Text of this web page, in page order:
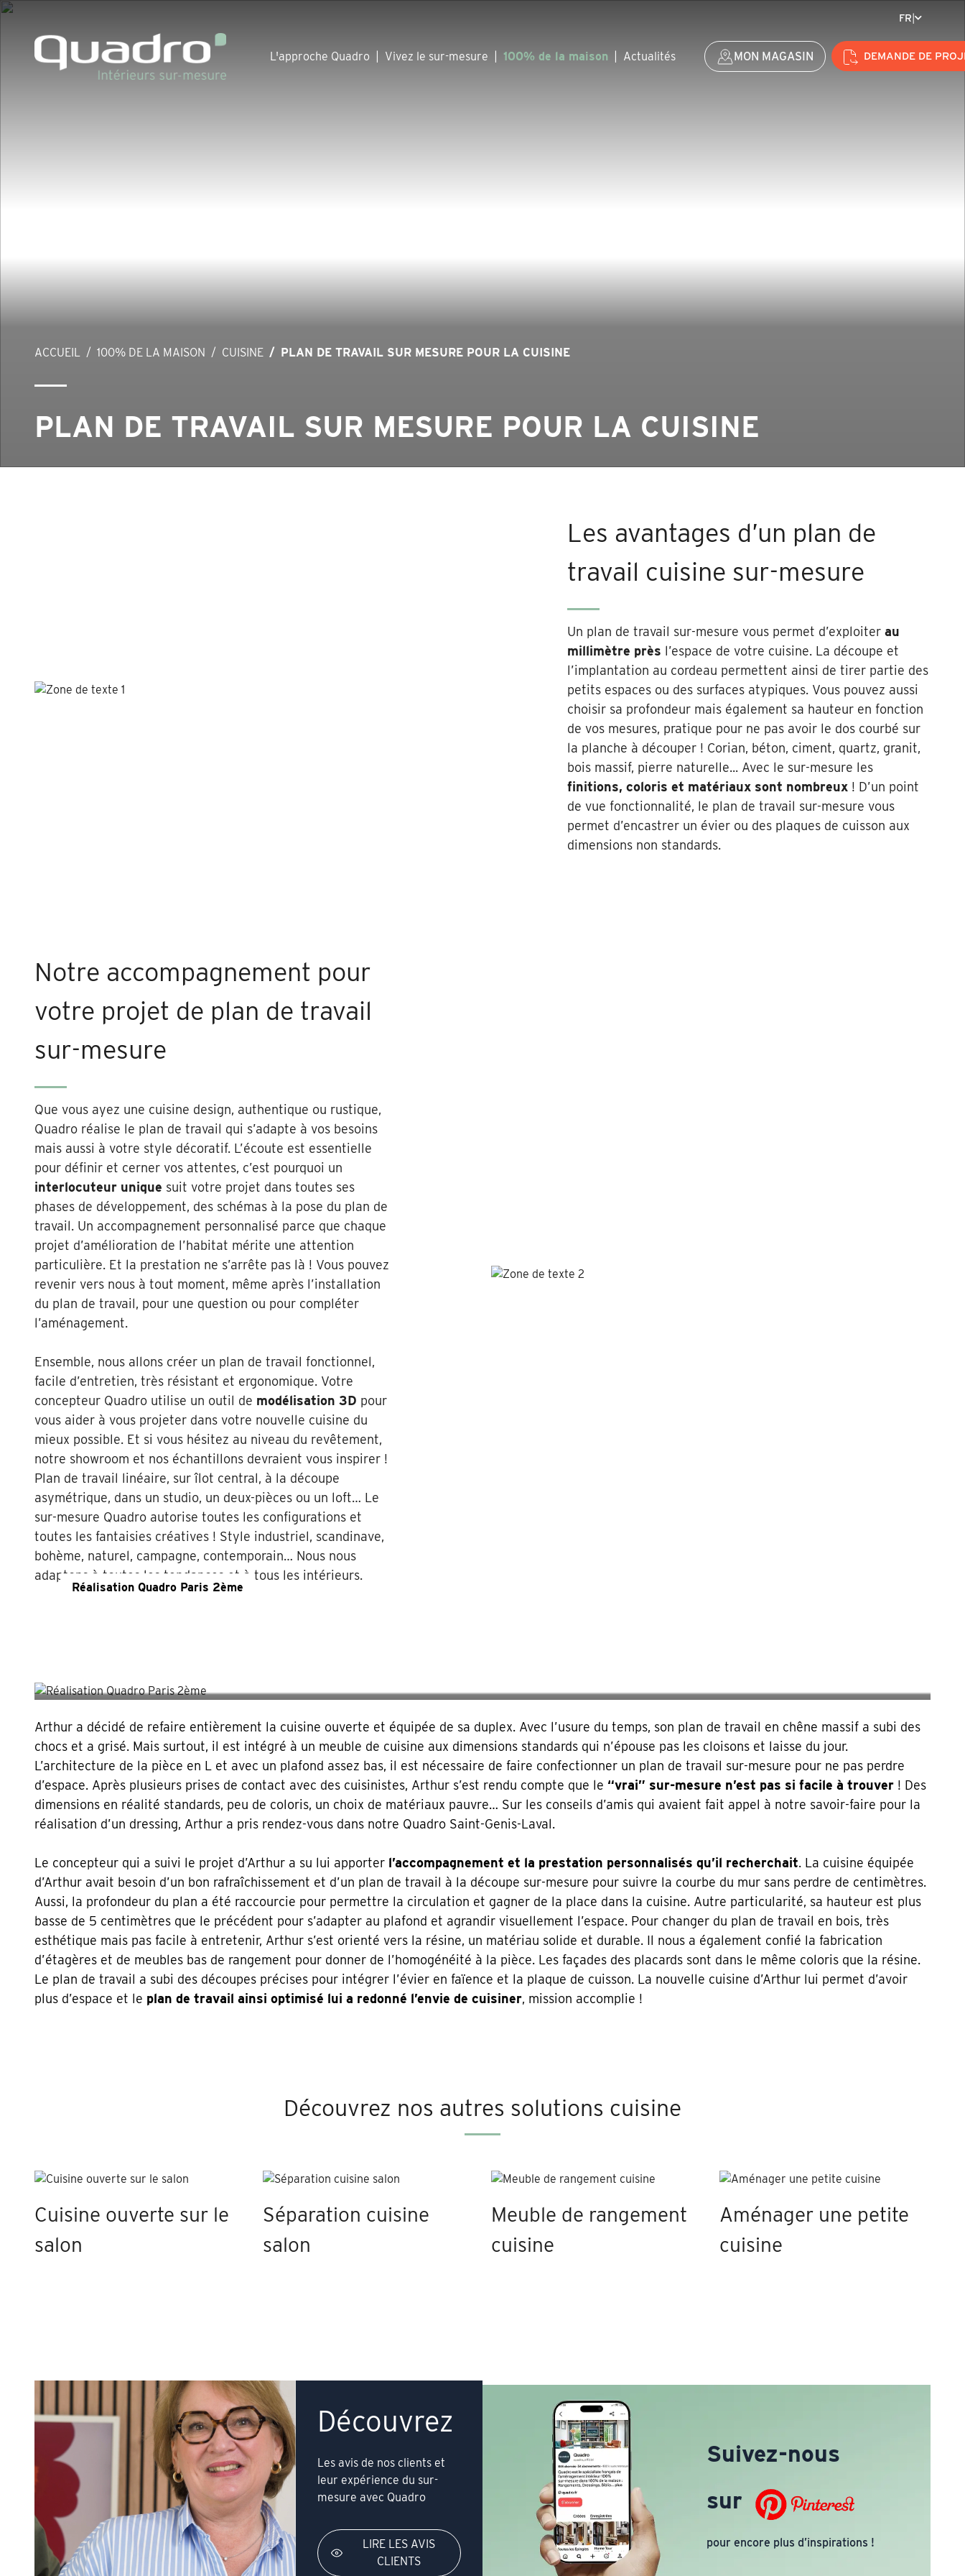
FR|
L'approche Quadro Vivez le sur-mesure 100% de la maison Actualités MON MAGASIN DEMANDE DE
ACCUEIL 100% DE LA MAISON CUISINE PLAN DE TRAVAIL SUR MESURE POUR LA CUISINE
PLAN DE TRAVAIL SUR MESURE POUR LA CUISINE
Les avantages d’un plan de
travail cuisine sur-mesure
Un plan de travail sur-mesure vous permet d’exploiter au
millimètre près l’espace de votre cuisine. La découpe et
l’implantation au cordeau permettent ainsi de tirer partie des
petits espaces ou des surfaces atypiques. Vous pouvez aussi
choisir sa profondeur mais également sa hauteur en fonction
de vos mesures, pratique pour ne pas avoir le dos courbé sur
la planche à découper ! Corian, béton, ciment, quartz, granit,
bois massif, pierre naturelle... Avec le sur-mesure les
finitions, coloris et matériaux sont nombreux ! D’un point
de vue fonctionnalité, le plan de travail sur-mesure vous
permet d’encastrer un évier ou des plaques de cuisson aux
dimensions non standards.
Notre accompagnement pour
votre projet de plan de travail
sur-mesure
Que vous ayez une cuisine design, authentique ou rustique,
Quadro réalise le plan de travail qui s’adapte à vos besoins
mais aussi à votre style décoratif. L’écoute est essentielle
pour définir et cerner vos attentes, c’est pourquoi un
interlocuteur unique suit votre projet dans toutes ses
phases de développement, des schémas à la pose du plan de
travail. Un accompagnement personnalisé parce que chaque
projet d’amélioration de l’habitat mérite une attention
particulière. Et la prestation ne s’arrête pas là ! Vous pouvez
revenir vers nous à tout moment, même après l’installation
du plan de travail, pour une question ou pour compléter
l’aménagement.
Ensemble, nous allons créer un plan de travail fonctionnel,
facile d’entretien, très résistant et ergonomique. Votre
concepteur Quadro utilise un outil de modélisation 3D pour
vous aider à vous projeter dans votre nouvelle cuisine du
mieux possible. Et si vous hésitez au niveau du revêtement,
notre showroom et nos échantillons devraient vous inspirer !
Plan de travail linéaire, sur îlot central, à la découpe
asymétrique, dans un studio, un deux-pièces ou un loft… Le
sur-mesure Quadro autorise toutes les configurations et
toutes les fantaisies créatives ! Style industriel, scandinave,
bohème, naturel, campagne, contemporain… Nous nous
adaptons à toutes les tendances et à tous les intérieurs.
Réalisation Quadro Paris 2ème
Arthur a décidé de refaire entièrement la cuisine ouverte et équipée de sa duplex. Avec l’usure du temps, son plan de travail en chêne massif a subi des
chocs et a grisé. Mais surtout, il est intégré à un meuble de cuisine aux dimensions standards qui n’épouse pas les cloisons et laisse du jour.
L’architecture de la pièce en L et avec un plafond assez bas, il est nécessaire de faire confectionner un plan de travail sur-mesure pour ne pas perdre
d’espace. Après plusieurs prises de contact avec des cuisinistes, Arthur s’est rendu compte que le “vrai” sur-mesure n’est pas si facile à trouver ! Des
dimensions en réalité standards, peu de coloris, un choix de matériaux pauvre… Sur les conseils d’amis qui avaient fait appel à notre savoir-faire pour la
réalisation d’un dressing, Arthur a pris rendez-vous dans notre Quadro Saint-Genis-Laval.
Le concepteur qui a suivi le projet d’Arthur a su lui apporter l’accompagnement et la prestation personnalisés qu’il recherchait. La cuisine équipée
d’Arthur avait besoin d’un bon rafraîchissement et d’un plan de travail à la découpe sur-mesure pour suivre la courbe du mur sans perdre de centimètres.
Aussi, la profondeur du plan a été raccourcie pour permettre la circulation et gagner de la place dans la cuisine. Autre particularité, sa hauteur est plus
basse de 5 centimètres que le précédent pour s’adapter au plafond et agrandir visuellement l’espace. Pour changer du plan de travail en bois, très
esthétique mais pas facile à entretenir, Arthur s’est orienté vers la résine, un matériau solide et durable. Il nous a également confié la fabrication
d’étagères et de meubles bas de rangement pour donner de l’homogénéité à la pièce. Les façades des placards sont dans le même coloris que la résine.
Le plan de travail a subi des découpes précises pour intégrer l’évier en faïence et la plaque de cuisson. La nouvelle cuisine d’Arthur lui permet d’avoir
plus d’espace et le plan de travail ainsi optimisé lui a redonné l’envie de cuisiner, mission accomplie !
Découvrez nos autres solutions cuisine
Cuisine ouverte sur le
salon
Séparation cuisine
salon
Meuble de rangement
cuisine
Aménager une petite
cuisine
Découvrez
Les avis de nos clients et
leur expérience du sur-
mesure avec Quadro
LIRE LES AVIS
CLIENTS
Suivez-nous
sur
pour encore plus d’inspirations !